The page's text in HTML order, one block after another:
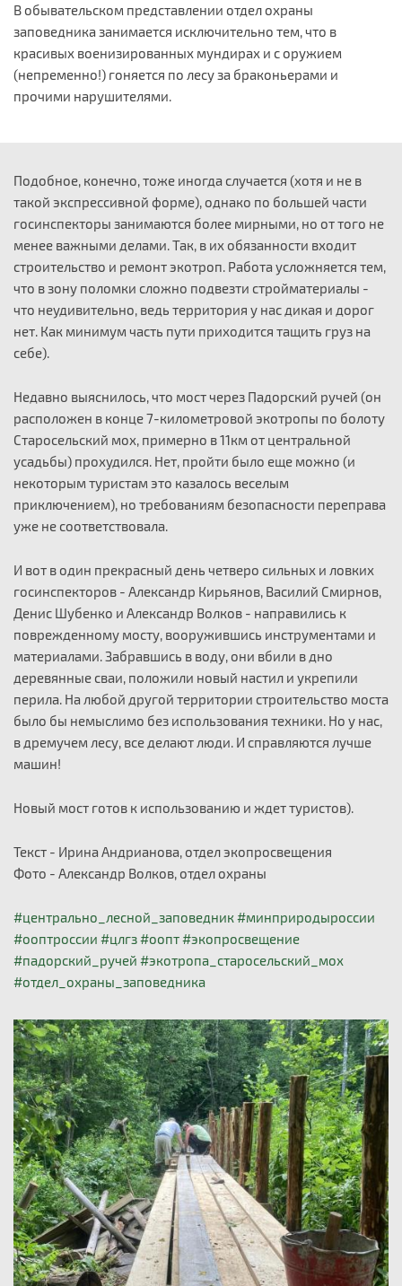
В обывательском представлении отдел охраны
заповедника занимается исключительно тем, что в
красивых военизированных мундирах и с оружием
(непременно!) гоняется по лесу за браконьерами и
прочими нарушителями.
Подобное, конечно, тоже иногда случается (хотя и не в
такой экспрессивной форме), однако по большей части
госинспекторы занимаются более мирными, но от того не
менее важными делами. Так, в их обязанности входит
строительство и ремонт экотроп. Работа усложняется тем,
что в зону поломки сложно подвезти стройматериалы -
что неудивительно, ведь территория у нас дикая и дорог
нет. Как минимум часть пути приходится тащить груз на
себе).
Недавно выяснилось, что мост через Падорский ручей (он
расположен в конце 7-километровой экотропы по болоту
Старосельский мох, примерно в 11км от центральной
усадьбы) прохудился. Нет, пройти было еще можно (и
некоторым туристам это казалось веселым
приключением), но требованиям безопасности переправа
уже не соответствовала.
И вот в один прекрасный день четверо сильных и ловких
госинспекторов - Александр Кирьянов, Василий Смирнов,
Денис Шубенко и Александр Волков - направились к
поврежденному мосту, вооружившись инструментами и
материалами. Забравшись в воду, они вбили в дно
деревянные сваи, положили новый настил и укрепили
перила. На любой другой территории строительство моста
было бы немыслимо без использования техники. Но у нас,
в дремучем лесу, все делают люди. И справляются лучше
машин!
Новый мост готов к использованию и ждет туристов).
Текст - Ирина Андрианова, отдел экопросвещения
Фото - Александр Волков, отдел охраны
#центрально_лесной_заповедник#минприродыроссии
#ооптроссии #цлгз#оопт#экопросвещение
#падорский_ручей #экотропа_старосельский_мох
#отдел_охраны_заповедника